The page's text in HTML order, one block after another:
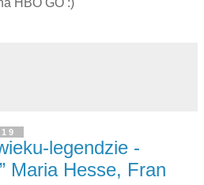
legendzie -
Maria Hesse, Fran